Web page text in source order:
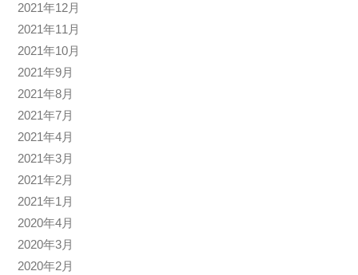
2021年12月
2021年11月
2021年10月
2021年9月
2021年8月
2021年7月
2021年4月
2021年3月
2021年2月
2021年1月
2020年4月
2020年3月
2020年2月